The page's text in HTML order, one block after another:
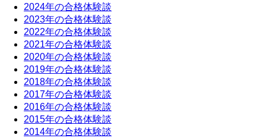
2024年の合格体験談
2023年の合格体験談
2022年の合格体験談
2021年の合格体験談
2020年の合格体験談
2019年の合格体験談
2018年の合格体験談
2017年の合格体験談
2016年の合格体験談
2015年の合格体験談
2014年の合格体験談